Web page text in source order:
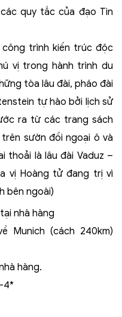
quy tắc của đạo Tin
công trình kiến trúc độc
vị trong hành trình du
tòa lâu đài, pháo đài
tự hào bởi lịch sử
ra từ các trang sách
sườn đồi ngoại ô và
thoải là lâu đài Vaduz –
vị Hoàng tử đang trị vì
bên ngoài)
nhà hàng
Munich (cách 240km)
hàng.
4*